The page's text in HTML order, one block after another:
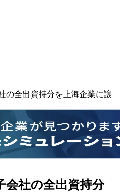
の全出資持分を上海企業に譲
会社の全出資持分